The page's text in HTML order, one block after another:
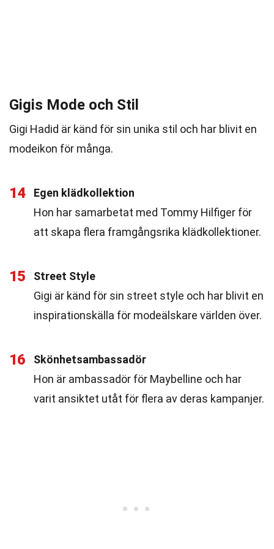
Gigis Mode och Stil
Gigi Hadid är känd för sin unika stil och har blivit en
modeikon för många.
14
Egen klädkollektion
Hon har samarbetat med Tommy Hilfiger för
att skapa flera framgångsrika klädkollektioner.
15
Street Style
Gigi är känd för sin street style och har blivit en
inspirationskälla för modeälskare världen över.
16
Skönhetsambassadör
Hon är ambassadör för Maybelline och har
varit ansiktet utåt för flera av deras kampanjer.